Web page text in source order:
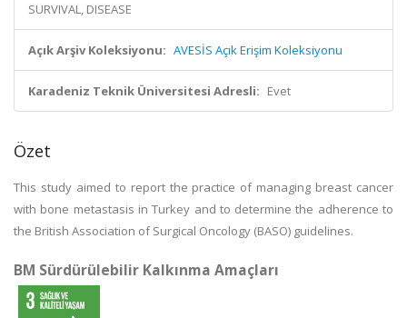
SURVIVAL, DISEASE
Açık Arşiv Koleksiyonu: AVESİS Açık Erişim Koleksiyonu
Karadeniz Teknik Üniversitesi Adresli: Evet
Özet
This study aimed to report the practice of managing breast cancer
with bone metastasis in Turkey and to determine the adherence to
the British Association of Surgical Oncology (BASO) guidelines.
BM Sürdürülebilir Kalkınma Amaçları